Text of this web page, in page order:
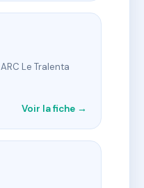
Le Tralenta
Voir la fiche →